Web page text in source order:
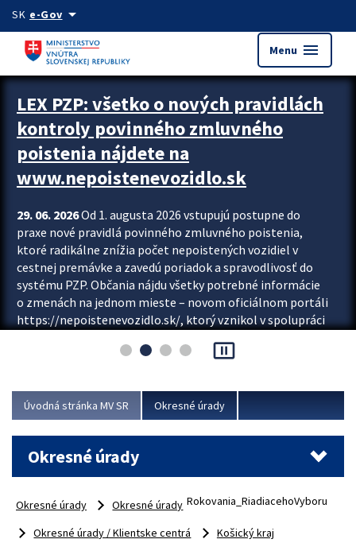
Preskocit na hlavný obsah
SK e-Govarrow_drop_down
Menu menu
Zastavit automatický posun upútavok
LEX PZP: všetko o nových pravidlách
kontroly povinného zmluvného
poistenia nájdete na
www.nepoistenevozidlo.sk
29. 06. 2026Od 1. augusta 2026 vstupujú postupne do
praxe nové pravidlá povinného zmluvného poistenia,
ktoré radikálne znížia počet nepoistených vozidiel v
cestnej premávke a zavedú poriadok a spravodlivosť do
systému PZP. Občania nájdu všetky potrebné informácie
o zmenách na jednom mieste – novom oficiálnom portáli
https://nepoistenevozidlo.sk/, ktorý vznikol v spolupráci
asociácie poisťovní (SLASPO) a Ministerstva vnútra SR.
Viac
pause_presentation
Úvodná stránka MV SR Okresné úrady
Okresné úrady
Okresné úrady
Okresné úrady
Okresné úrady / Klientske centrá
Košický kraj
Rokovania_RiadiacehoVyboru